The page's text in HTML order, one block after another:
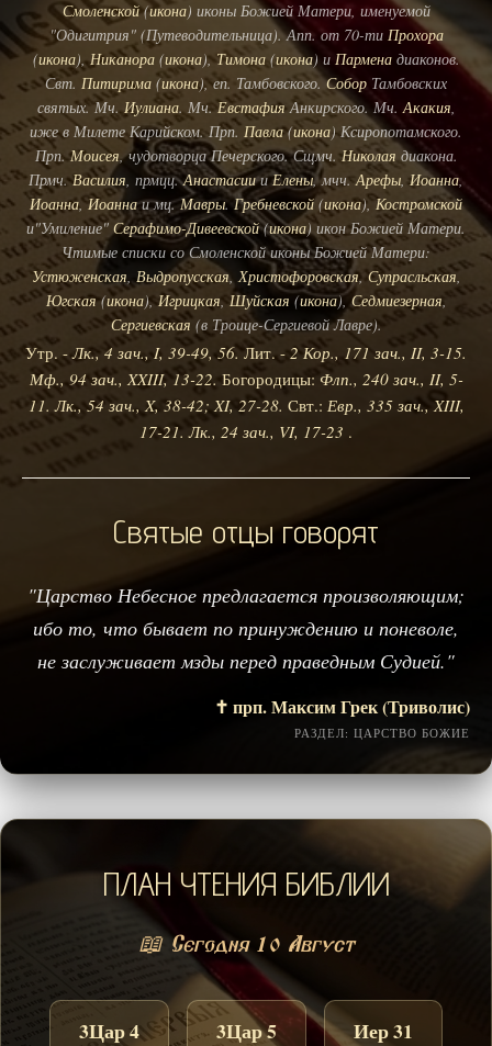
Смоленской(икона) иконы Божией Матери, именуемой
"Одигитрия" (Путеводительница). Апп. от 70-ти Прохора
(икона),Никанора(икона),Тимона(икона) и Парменадиаконов.
Свт. Питирима (икона), еп. Тамбовского.Собор Тамбовских
святых. Мч. Иулиана. Мч.ЕвстафияАнкирского. Мч. Акакия
иже в Милете Карийском. Прп. Павла(икона) Ксиропотамского.
Прп.Моисея, чудотворца Печерского. Сщмч.Николая диакона.
Прмч.Василия , прмцц.АнастасиииЕлены, мчч. Арефы ,Иоанна,
Иоанна,Иоаннаи мц.Мавры.Гребневской(икона),Костромской
и"Умиление" Серафимо-Дивеевской(икона) икон Божией Матери.
Чтимые списки со Смоленской иконы Божией Матери:
Устюженская Выдропусская, Христофоровская, Супрасльская,
Югская(икона),Игрицкая,Шуйская(икона),Седмиезерная,
Сергиевская(в Троице-Сергиевой Лавре).
Утр. -Лк., 4 зач., I, 39-49, 56.Лит. - 2 Кор., 171 зач., II, 3-15.
Мф., 94 зач., XXIII, 13-22. Богородицы: Флп., 240 зач., II, 5-
11. Лк., 54 зач., X, 38-42; XI, 27-28. Свт.: Евр., 335 зач., XIII,
17-21. Лк., 24 зач., VI, 17-23 .
Святые отцы говорят
"Царство Небесное предлагается произволяющим;
ибо то, что бывает по принуждению и поневоле,
не заслуживает мзды перед праведным Судией."
✝️ прп. Максим Грек (Триволис)
РАЗДЕЛ: ЦАРСТВО БОЖИЕ
ПЛАН ЧТЕНИЯ БИБЛИИ
📖 Сегодня 10 Август
3Цар 4 3Цар 5 Иер 31